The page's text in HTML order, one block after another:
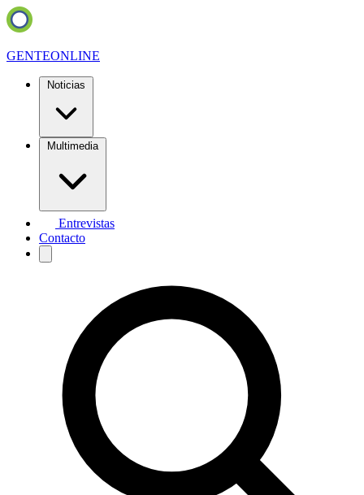
GENTEONLINE
Noticias
Multimedia
Entrevistas
Contacto